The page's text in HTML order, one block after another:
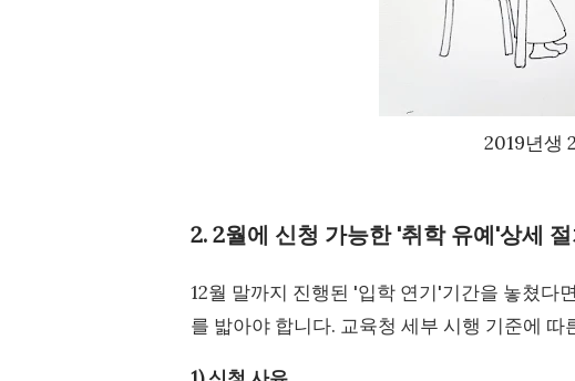
2019년생
2. 2월에 신청 가능한 '취학 유예'상세
12월 말까지 진행된 '입학 연기'기간을 놓쳤다
를 밟아야 합니다. 교육청 세부 시행 기준에